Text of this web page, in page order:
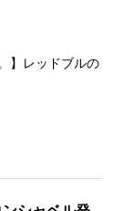
】レッドブルの